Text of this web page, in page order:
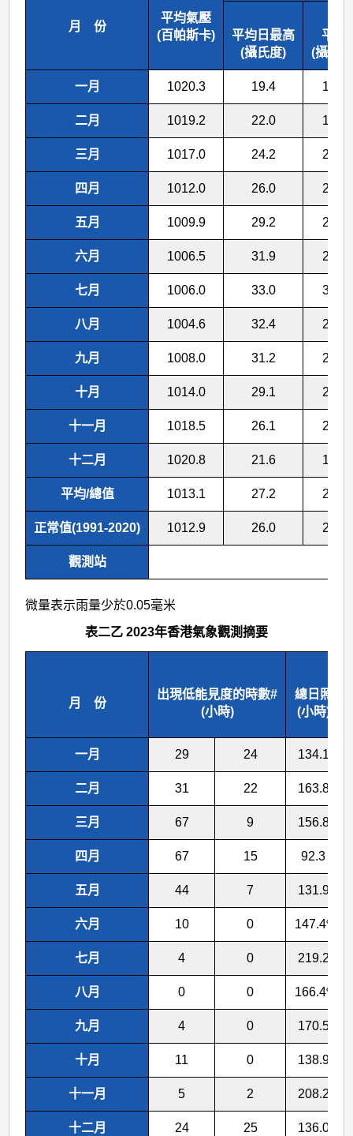
月 份
平均氣壓
(百帕斯卡)
平均日最高
(攝氏度)
平均
(攝氏
一月 1020.3 19.4 17.0
二月 1019.2 22.0 18.9
三月 1017.0 24.2 21.3
四月 1012.0 26.0 23.6
五月 1009.9 29.2 26.6
六月 1006.5 31.9 29.2
七月 1006.0 33.0 30.1
八月 1004.6 32.4 29.7
九月 1008.0 31.2 28.5
十月 1014.0 29.1 26.4
十一月 1018.5 26.1 23.5
十二月 1020.8 21.6 19.1
平均/總值 1013.1 27.2 24.5
正常值(1991-2020) 1012.9 26.0 23.5
觀測站
微量表示雨量少於0.05毫米
表二乙 2023年香港氣象觀測摘要
月 份
出現低能見度的時數#
(小時)
總日照
(小時)
一月 29 24 134.1
二月 31 22 163.8
三月 67 9 156.8
四月 67 15 92.3
五月 44 7 131.9
六月 10 0 147.4&
七月 4 0 219.2
八月 0 0 166.4&
九月 4 0 170.5
十月 11 0 138.9
十一月 5 2 208.2
十二月 24 25 136.0